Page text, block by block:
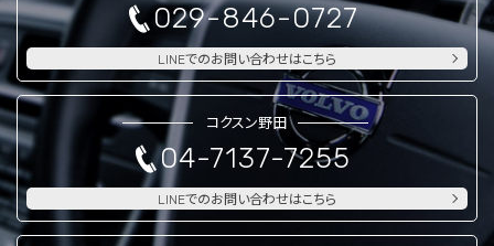
029-846-0727
LINEでのお問い合わせはこちら
コクスン野田
04-7137-7255
LINEでのお問い合わせはこちら